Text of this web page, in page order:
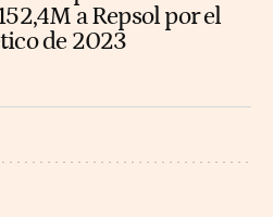
a Repsol por el
de 2023